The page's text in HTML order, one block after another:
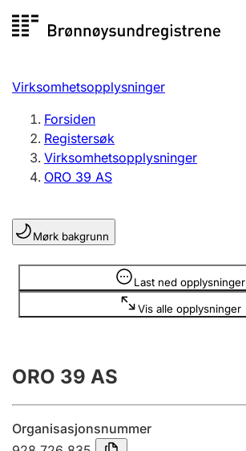
til
Registersøk
Aksjeselskap
Enkeltpersonforetak
Registrere, endre, slette
Lag og forening
Registrere, endre, slette
Årsregnskap
Innsending og forsinkelsesgebyr
Virksomhetsopplysninger
Forsiden
Registersøk
Virksomhetsopplysninger
ORO 39 AS
Mørk bakgrunn
Last ned opplysninger
Vis alle opplysninger
Opplysninger er skjult
ORO 39 AS
Organisasjonsnummer